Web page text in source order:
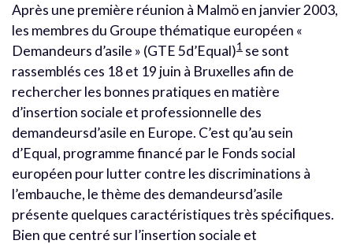
Après une première réunion à Malmö en janvier 2003,
les membres du Groupe thématique européen «
Demandeurs d’asile » (GTE 5d’Equal)1 se sont
rassemblés ces 18 et 19 juin à Bruxelles afin de
rechercher les bonnes pratiques en matière
d’insertion sociale et professionnelle des
demandeursd’asile en Europe. C’est qu’au sein
d’Equal, programme financé par le Fonds social
européen pour lutter contre les discriminations à
l’embauche, le thème des demandeursd’asile
présente quelques caractéristiques très spécifiques.
Bien que centré sur l’insertion sociale et